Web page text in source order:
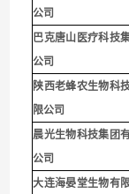
公司
巴克唐山医疗科技
公司
陕西老蜂农生物科
限公司
晨光生物科技集团
公司
大连海晏堂生物有